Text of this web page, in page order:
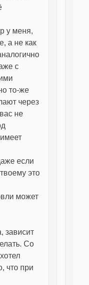
у меня,
а не как
с
то-же
через
не
если
это
может
зависит
Со
что при